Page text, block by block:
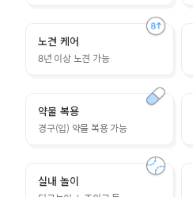
노견 케어
8년 이상 노견 가능
약물 복용
경구(입) 약물 복용 가능
실내 놀이